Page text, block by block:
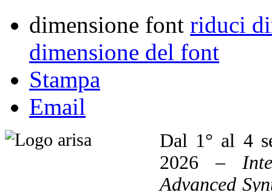
dimensione font riduci
dimensione del font
Stampa
Email
Dal 1° al 4
2026 –
Advanced